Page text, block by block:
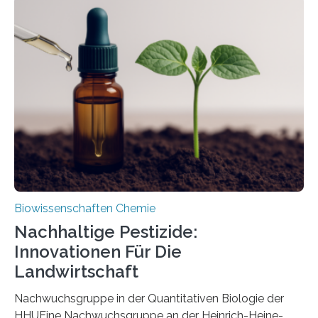
Region Kachin in Myanmar und hat sich in
ausgezeichnetem Zustand erhalten. Es konnte als neue
Art einer neuen Gattung beschrieben werden und trägt
nun den Namen Cretosabethes primaevus. Dieser erste
fossile Nachweis einer Stechmückenlarve in Bernstein
stellt gleichzeitig den ersten Fossilfund einer
Mückenlarve aus dem Mesozoikum dar, denn…
Biowissenschaften Chemie
Nachhaltige Pestizide:
Innovationen Für Die
Landwirtschaft
Nachwuchsgruppe in der Quantitativen Biologie der